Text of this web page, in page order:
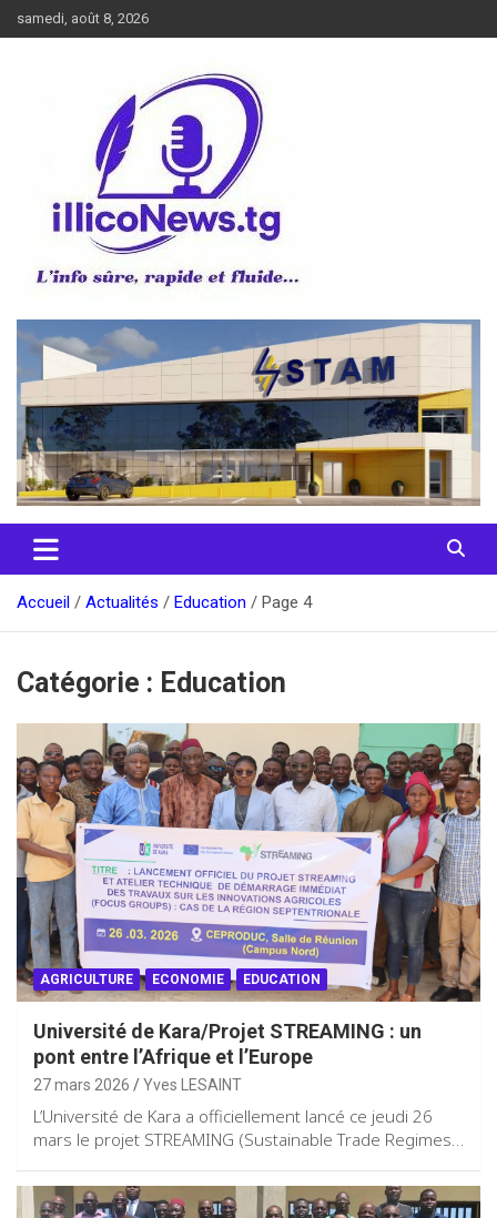
au
samedi, août 8, 2026
illiconews
Accueil Actualités Education Page 4
Catégorie : Education
AGRICULTURE ECONOMIE EDUCATION
Université de Kara/Projet STREAMING : un
pont entre l’Afrique et l’Europe
27 mars 2026 Yves LESAINT
L’Université de Kara a officiellement lancé ce jeudi 26
mars le projet STREAMING (Sustainable Trade Regimes…